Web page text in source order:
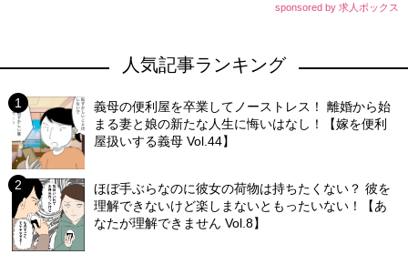
sponsored by 求人ボックス
人気記事ランキング
義母の便利屋を卒業してノーストレス！ 離婚から始
まる妻と娘の新たな人生に悔いはなし！【嫁を便利
屋扱いする義母 Vol.44】
ほぼ手ぶらなのに彼女の荷物は持ちたくない？ 彼を
理解できないけど楽しまないともったいない！【あ
なたが理解できません Vol.8】